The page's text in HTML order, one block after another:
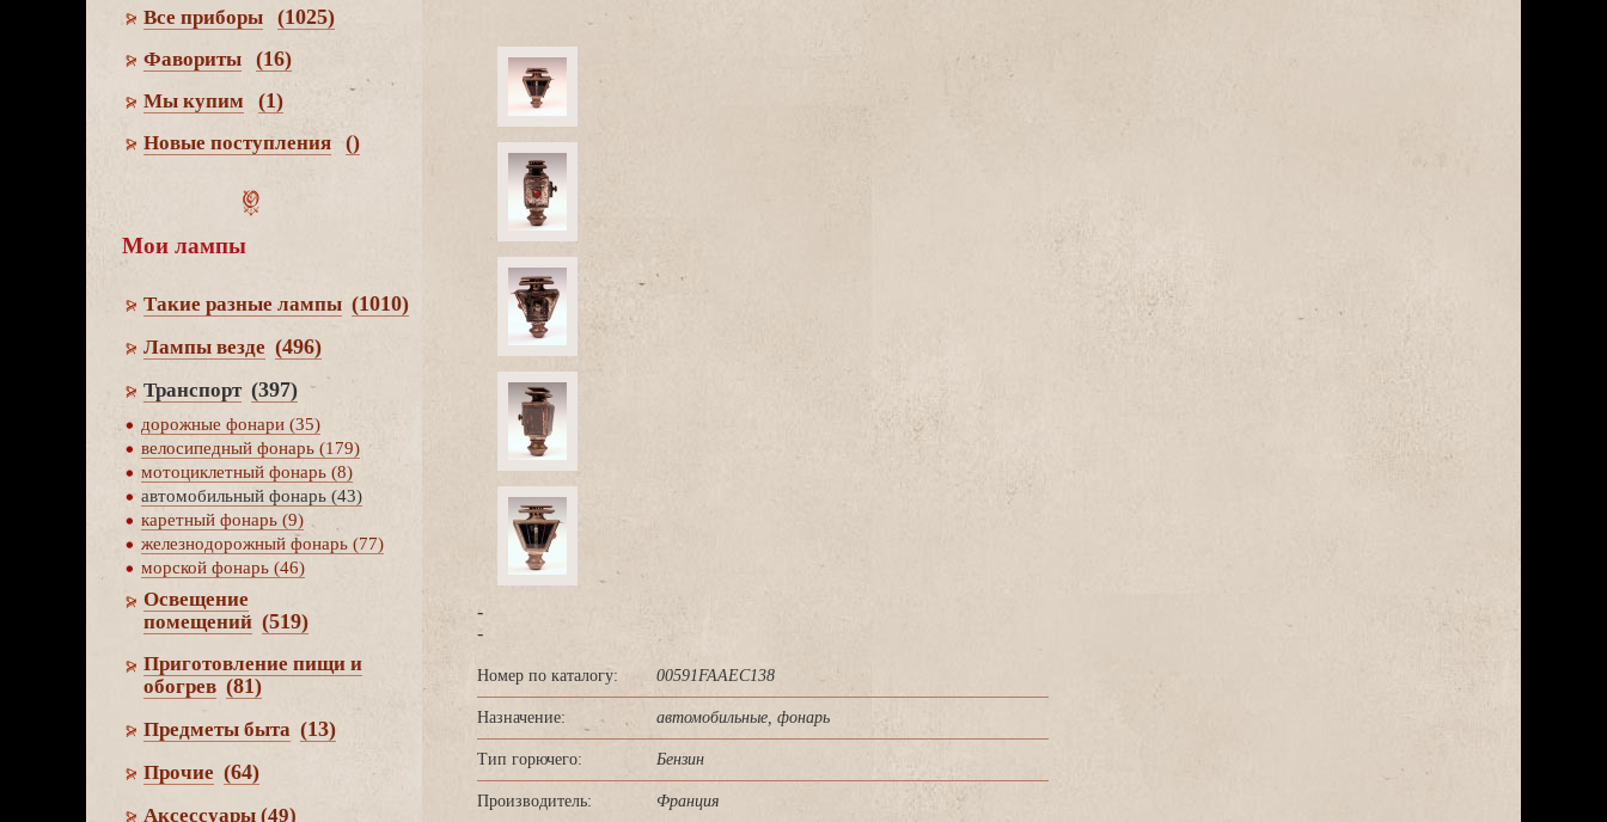
се приборы (1025)
Фавориты (16)
Мы купим (1)
Новые поступления ()
Мои лампы
Такие разные лампы (1010)
Лампы везде (496)
Транспорт (397)
дорожные фонари (35)
елосипедный фонарь (179)
мотоциклетный фонарь (8)
автомобильный фонарь (43)
каретный фонарь (9)
железнодорожный фонарь (77)
морской фонарь (46)
Освещение
помещений (519)
Приготовление пищи и
обогре (81)
Предметы быта (13)
Прочие (64)
Аксессуары (49)
-
-
Номер по каталогу: 00591FAAEC138
Назначение: автомобильные, фонарь
Тип горючего: Бензин
Производитель: Франция